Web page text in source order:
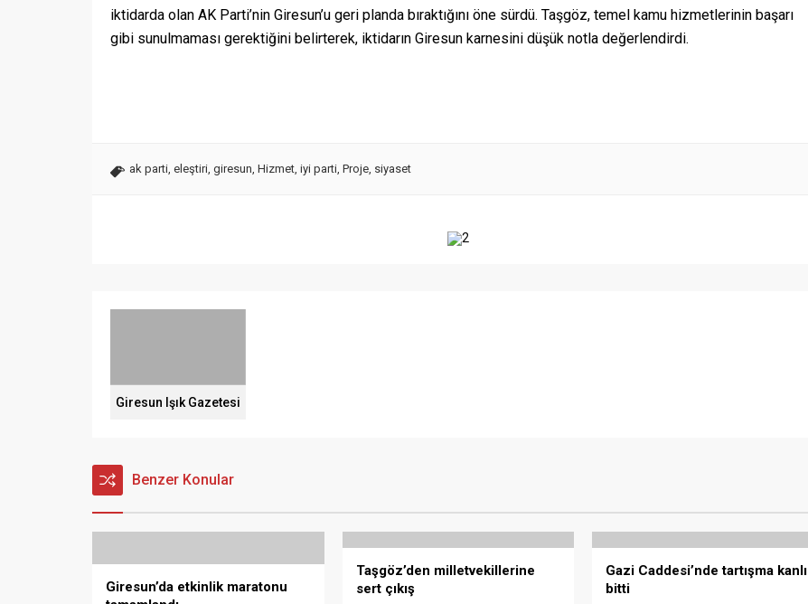
iktidarda olan AK Parti’nin Giresun’u geri planda bıraktığını öne sürdü. Taşgöz, temel kamu hizmetlerinin başarı
gibi sunulmaması gerektiğini belirterek, iktidarın Giresun karnesini düşük notla değerlendirdi.
ak parti, eleştiri, giresun, Hizmet, iyi parti, Proje, siyaset
2
Giresun Işık Gazetesi
Benzer Konular
Giresun’da etkinlik maratonu
Taşgöz’den milletvekillerine
sert çıkış
Gazi Caddesi’nde tartışma kanlı
bitti